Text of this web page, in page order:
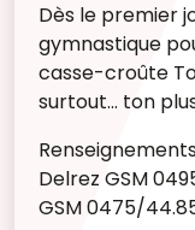
Dès le premier
gymnastique
casse-croûte
surtout... ton
Delrez GSM
GSM 0475/